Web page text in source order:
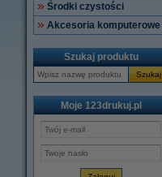
Środki czystości
Akcesoria komputerowe
Szukaj produktu
Szukaj
Moje 123drukuj.pl